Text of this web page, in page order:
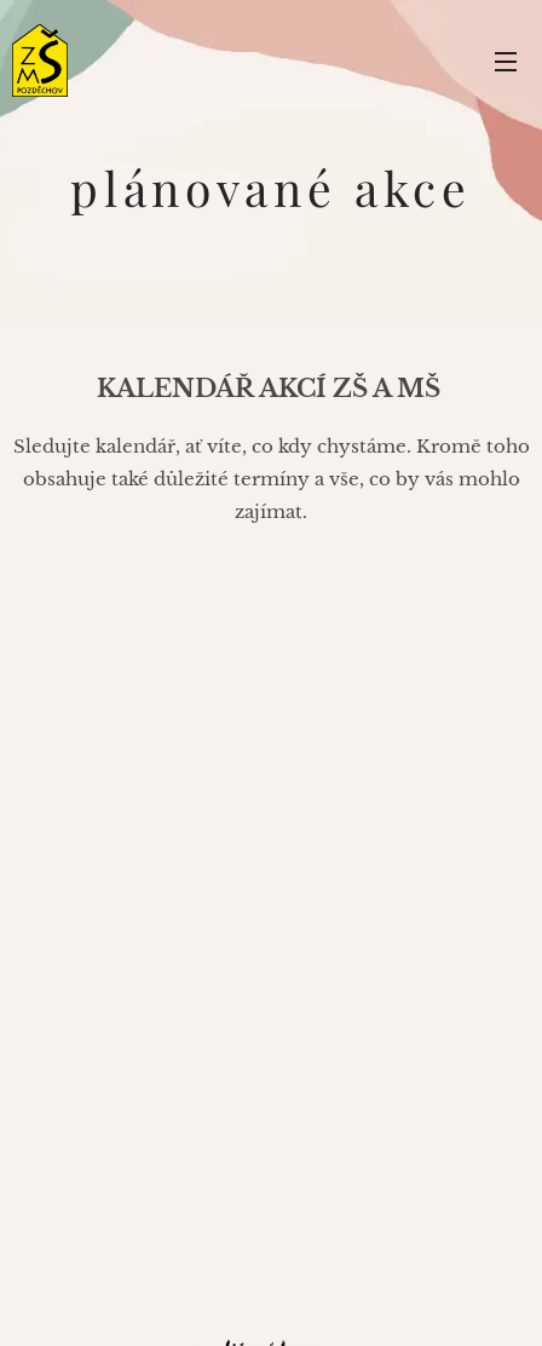
plánované akce
KALENDÁŘ AKCÍ ZŠ A MŠ
Sledujte kalendář, ať víte, co kdy chystáme. Kromě toho
obsahuje také důležité termíny a vše, co by vás mohlo
zajímat.